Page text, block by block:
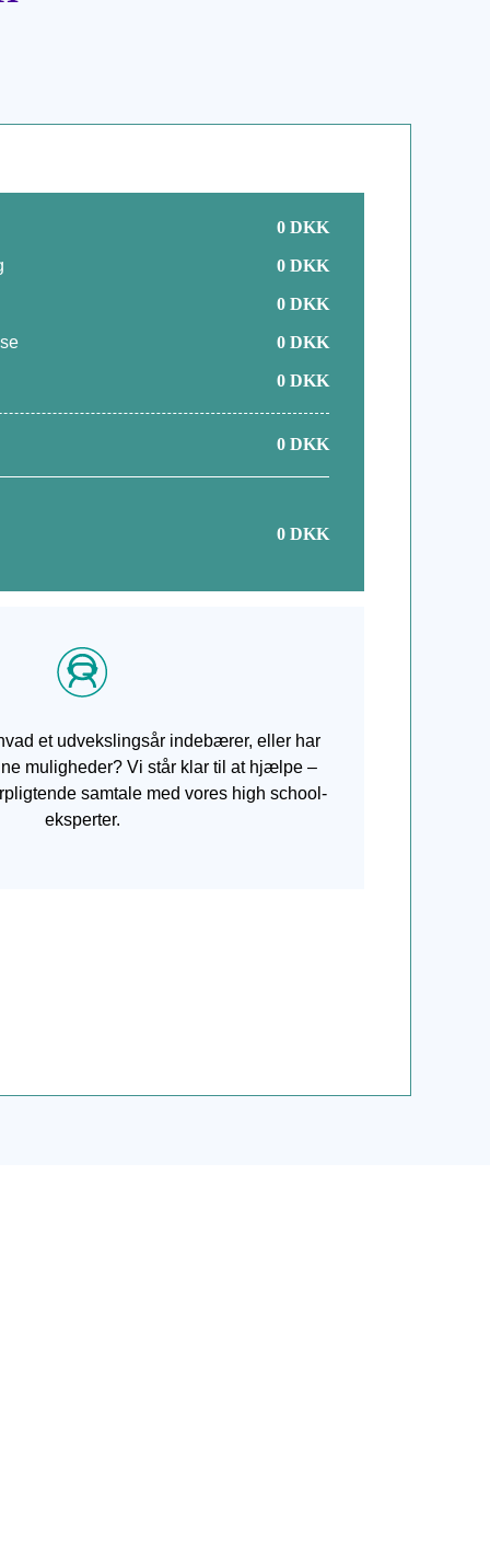
0DKK
0DKK
0DKK
0DKK
0DKK
0DKK
0DKK
et udvekslingsår indebærer, eller har
muligheder? Vi står klar til at hjælpe –
samtale med vores high school-
eksperter.